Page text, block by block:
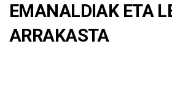
EMANALDIAK ETA
ARRAKASTA